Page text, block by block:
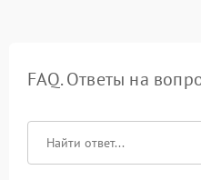
FAQ. Ответы на